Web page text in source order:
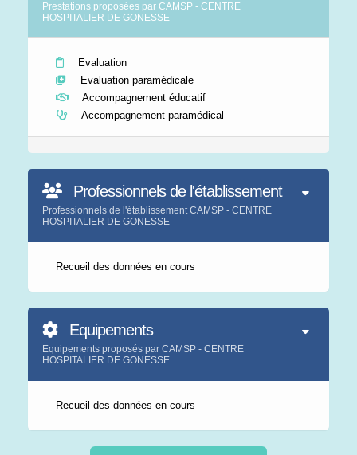
Prestations proposées par CAMSP - CENTRE
HOSPITALIER DE GONESSE
Evaluation
Evaluation paramédicale
Accompagnement éducatif
Accompagnement paramédical
Professionnels de l'établissement
Professionnels de l'établissement CAMSP - CENTRE
HOSPITALIER DE GONESSE
Recueil des données en cours
Equipements
Equipements proposés par CAMSP - CENTRE
HOSPITALIER DE GONESSE
Recueil des données en cours